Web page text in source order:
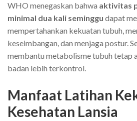
WHO menegaskan bahwa aktivitas
minimal dua kali seminggu dapat
mempertahankan kekuatan tubuh,
keseimbangan, dan menjaga postur.
membantu metabolisme tubuh tetap
badan lebih terkontrol.
Manfaat Latihan
Kesehatan Lansia